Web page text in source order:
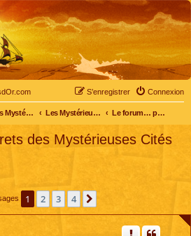
Connexion
S’enregistrer
Forum Les Mystérieuses Cités d'Or Les Mystérieuses Cités d'Or Le forum… pour tous
des Mystérieuses Cités
1 2 3 4